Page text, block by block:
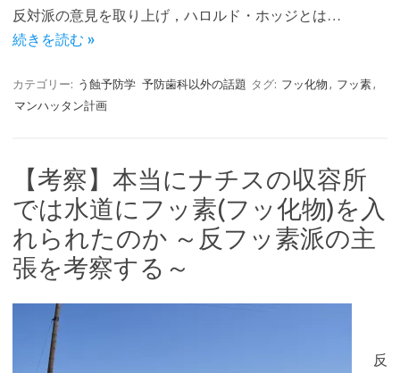
反対派の意見を取り上げ，ハロルド・ホッジとは…
続きを読む »
カテゴリー: う蝕予防学 予防歯科以外の話題 タグ: フッ化物 , フッ素,
マンハッタン計画
【考察】本当にナチスの収容所
では水道にフッ素(フッ化物)を入
れられたのか ～反フッ素派の主
張を考察する～
反